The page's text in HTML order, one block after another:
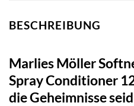
BESCHREIBUNG
Marlies Möller
Spray Conditioner
die Geheimnisse